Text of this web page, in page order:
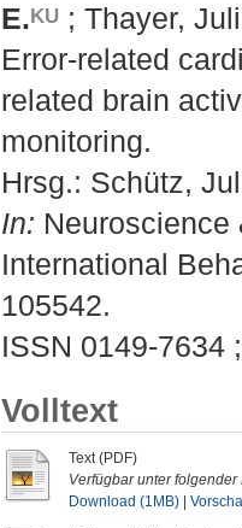
E.
; Thayer,
Error-related
related brain
monitoring.
Hrsg.: Schütz,
In:
International
105542.
ISSN 0149-7634
Volltext
Text (PDF)
Verfügbar unter folgender
Download (1MB)